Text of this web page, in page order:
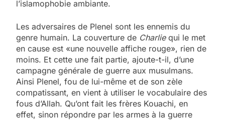
l’islamophobie ambiante.
Les adversaires de Plenel sont les ennemis du
genre humain. La couverture de Charliequi le met
en cause est «une nouvelle affiche rouge», rien de
moins. Et cette une fait partie, ajoute-t-il, d’une
campagne générale de guerre aux musulmans.
Ainsi Plenel, fou de lui-même et de son zèle
compatissant, en vient à utiliser le vocabulaire des
fous d’Allah. Qu’ont fait les frères Kouachi, en
effet, sinon répondre par les armes à la guerre